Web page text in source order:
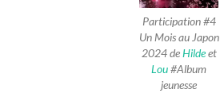
Participation #4
Un Mois au Japon
2024 deHildeet
Lou#Album
jeunesse